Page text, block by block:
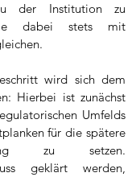
der Institution zu
dabei stets mit
wird sich dem
Hierbei ist zunächst
Umfelds
für die spätere
zu setzen.
geklärt werden,